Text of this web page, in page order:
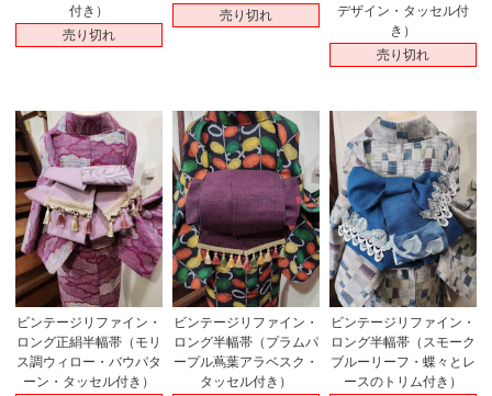
付き）
売り切れ
売り切れ
デザイン・タッセル付
き）
売り切れ
ビンテージリファイン・
ロング正絹半幅帯（モリ
ス調ウィロー・バウパタ
ーン・タッセル付き）
ビンテージリファイン・
ロング半幅帯（プラムパ
ープル蔦葉アラベスク・
タッセル付き）
ビンテージリファイン・
ロング半幅帯（スモーク
ブルーリーフ・蝶々とレ
ースのトリム付き）